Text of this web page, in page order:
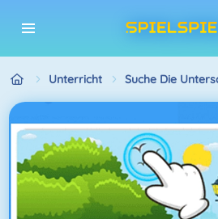
Unterricht Suche Die